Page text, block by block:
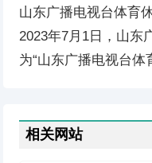
山东广播电视台体育
2023年7月1日，山东
为“山东广播电视台体
相关网站